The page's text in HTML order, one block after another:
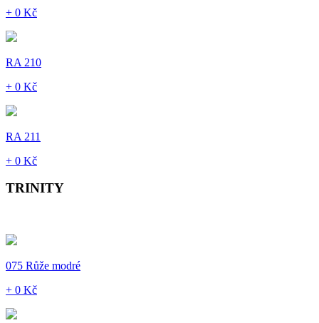
+ 0 Kč
RA 210
+ 0 Kč
RA 211
+ 0 Kč
TRINITY
075 Růže modré
+ 0 Kč